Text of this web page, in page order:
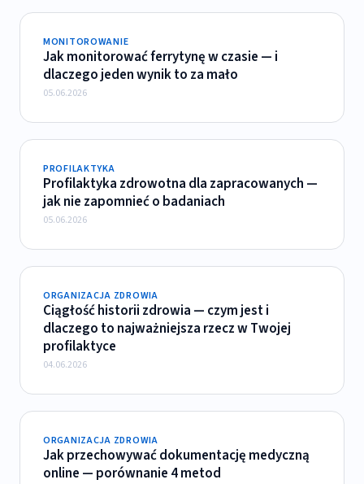
MONITOROWANIE
Jak monitorować ferrytynę w czasie — i
dlaczego jeden wynik to za mało
05.06.2026
PROFILAKTYKA
Profilaktyka zdrowotna dla zapracowanych —
jak nie zapomnieć o badaniach
05.06.2026
ORGANIZACJA ZDROWIA
Ciągłość historii zdrowia — czym jest i
dlaczego to najważniejsza rzecz w Twojej
profilaktyce
04.06.2026
ORGANIZACJA ZDROWIA
Jak przechowywać dokumentację medyczną
online — porównanie 4 metod